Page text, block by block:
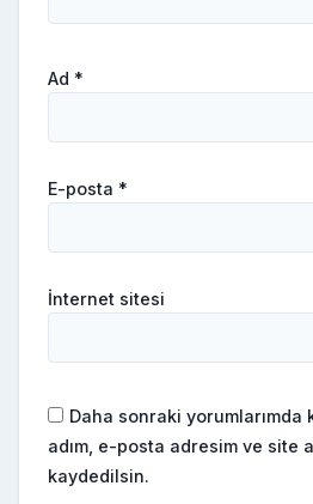
Ad *
E-posta *
İnternet sitesi
Daha sonraki yorumlarımda
adım, e-posta adresim ve site
kaydedilsin.